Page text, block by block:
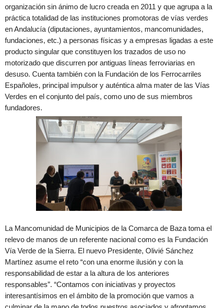
organización sin ánimo de lucro creada en 2011 y que agrupa a la
práctica totalidad de las instituciones promotoras de vías verdes
en Andalucía (diputaciones, ayuntamientos, mancomunidades,
fundaciones, etc.) a personas físicas y a empresas ligadas a este
producto singular que constituyen los trazados de uso no
motorizado que discurren por antiguas líneas ferroviarias en
desuso. Cuenta también con la Fundación de los Ferrocarriles
Españoles, principal impulsor y auténtica alma mater de las Vías
Verdes en el conjunto del país, como uno de sus miembros
fundadores.
La Mancomunidad de Municipios de la Comarca de Baza toma el
relevo de manos de un referente nacional como es la Fundación
Vía Verde de la Sierra. El nuevo Presidente, Olivié Sánchez
Martínez asume el reto “con una enorme ilusión y con la
responsabilidad de estar a la altura de los anteriores
responsables”. “Contamos con iniciativas y proyectos
interesantísimos en el ámbito de la promoción que vamos a